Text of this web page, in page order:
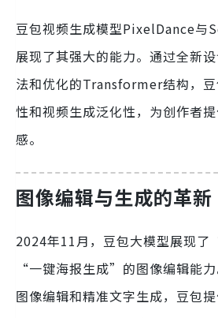
豆包视频生成模型PixelDance与
展现了其强大的能力。通过全新
法和优化的Transformer结构，
性和视频生成泛化性，为创作者
感。
图像编辑与生成的革新
2024年11月，豆包大模型展现
“一键海报生成”的图像编辑能
图像编辑和精准文字生成，豆包